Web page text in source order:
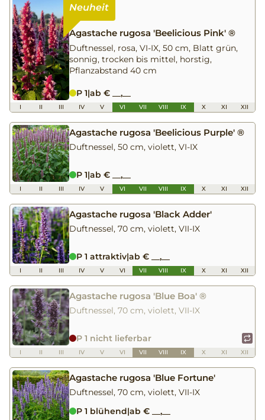
Agastache rugosa 'Beelicious Pink' ®
Duftnessel, rosa, VI-IX, 50 cm, Blatt grün,
sonnig, trocken bis mittel, horstig,
Pflanzabstand 40 cm
P 1|ab € __,__
I II III IV V VI VII VIII IX X XI XII
Agastache rugosa 'Beelicious Purple' ®
Duftnessel, 50 cm, violett, VI-IX
P 1|ab € __,__
I II III IV V VI VII VIII IX X XI XII
Agastache rugosa 'Black Adder'
Duftnessel, 70 cm, violett, VII-IX
P 1 attraktiv|ab € __,__
I II III IV V VI VII VIII IX X XI XII
Agastache rugosa 'Blue Boa' ®
Duftnessel, 70 cm, violett, VII-IX
P 1 nicht lieferbar
I II III IV V VI VII VIII IX X XI XII
Agastache rugosa 'Blue Fortune'
Duftnessel, 70 cm, violett, VII-IX
P 1 blühend|ab € __,__